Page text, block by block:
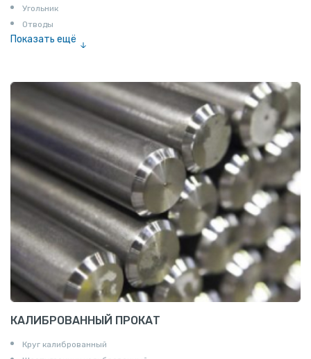
Угольник
Отводы
Показать ещё
Соединение «американка»
Штуцеры
Сгоны
Удлинители для труб
Крестовины
Контргайки
КАЛИБРОВАННЫЙ ПРОКАТ
Круг калиброванный